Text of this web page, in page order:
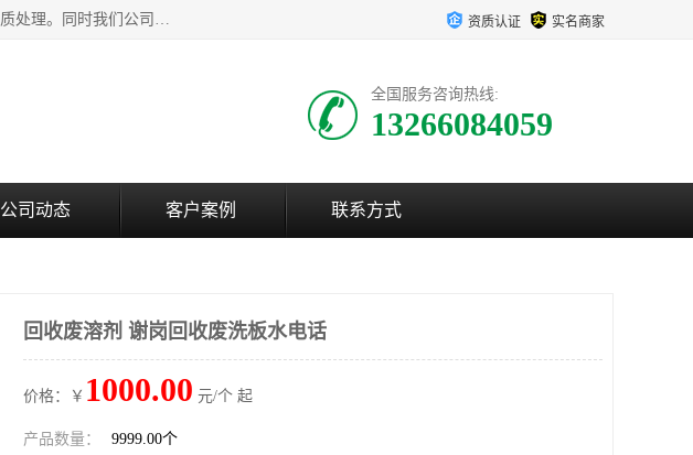
东莞市大岭山莞峰清洗剂经营部提供废旧化工原料的循环使用存放点，执行正规的存放，有正规的回收资质处理。同时我们公司批发零售回收级清洗剂，废液压油、废变压油、废清洗剂、脱模油、再生基础油，质量保证。 资质认证 实名商家
全国服务咨询热线:
13266084059
公司动态 客户案例 联系方式
回收废溶剂 谢岗回收废洗板水电话
价格：￥ 1000.00 元/个 起
产品数量： 9999.00个